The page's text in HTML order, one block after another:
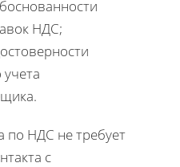
НДС;
учета
по НДС не требует
с